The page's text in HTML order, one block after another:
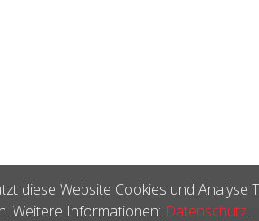
diese Website Cookies und
Weitere Informationen: Datenschutz.